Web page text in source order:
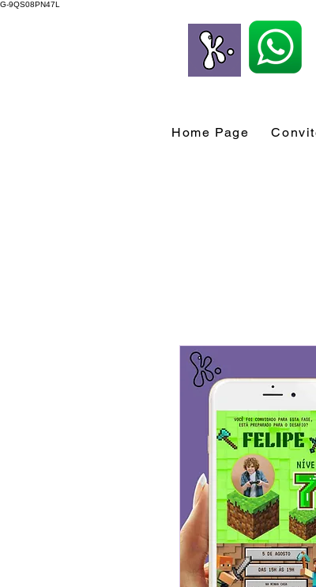
G-9QS08PN47L
Home Page